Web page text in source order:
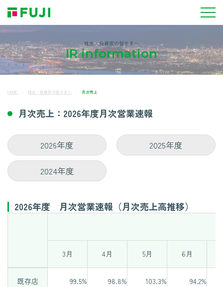
株主・投資家の皆さまへ
IR information
HOME 株主・投資家の皆さまへ 月次売上
月次売上：2026年度月次営業速報
2026年度 2025年度
2024年度
2026年度 月次営業速報（月次売上高推移）
3月 4月 5月 6月
既存店 99.5% 98.8% 103.3% 94.2%